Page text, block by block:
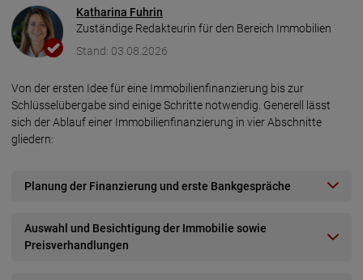
Katharina Fuhrin
Zuständige Redakteurin für den Bereich Immobilien
Stand: 03.08.2026
Von der ersten Idee für eine Immo­bilien­finan­zierung bis zur
Schlüssel­übergabe sind einige Schritte notwendig. Generell lässt
sich der Ablauf einer Immo­bilien­finan­zierung in vier Abschnitte
gliedern:
Planung der Finanzierung und erste Bankgespräche
Auswahl und Besichtigung der Immobilie sowie
Preisverhandlungen